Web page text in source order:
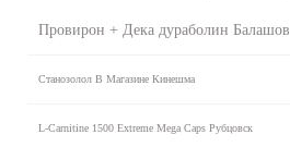
Провирон + Дека дураболин Балашов
Станозолол В Магазине Кинешма
L-Carnitine 1500 Extreme Mega Caps Рубцовск